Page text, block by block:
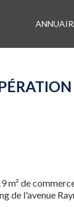
m² de
de l'avenue